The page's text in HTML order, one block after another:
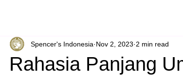
Rahasia Panjang
Spencer's Indonesia Nov 2, 2023 2 min read